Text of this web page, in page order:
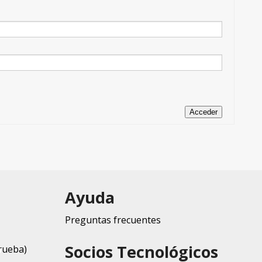
Acceder
Ayuda
Preguntas frecuentes
Socios Tecnológicos